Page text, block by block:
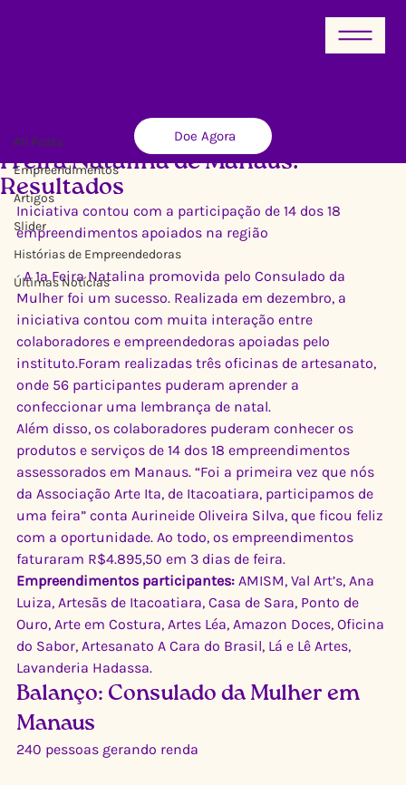
Doe Agora
All Posts
Empreendimentos
Artigos
Slider
Histórias de Empreendedoras
Últimas Notícias
I Feira Natalina de Manaus:
Resultados
Ricardo Xavier 13 de jan. de 2015 1 min de leitura
Iniciativa contou com a participação de 14 dos 18
empreendimentos apoiados na região
  A 1ª Feira Natalina promovida pelo Consulado da
Mulher foi um sucesso. Realizada em dezembro, a
iniciativa contou com muita interação entre
colaboradores e empreendedoras apoiadas pelo
instituto.Foram realizadas três oficinas de artesanato,
onde 56 participantes puderam aprender a
confeccionar uma lembrança de natal.
Além disso, os colaboradores puderam conhecer os
produtos e serviços de 14 dos 18 empreendimentos
assessorados em Manaus. “Foi a primeira vez que nós
da Associação Arte Ita, de Itacoatiara, participamos de
uma feira” conta Aurineide Oliveira Silva, que ficou feliz
com a oportunidade. Ao todo, os empreendimentos
faturaram R$4.895,50 em 3 dias de feira.
Empreendimentos participantes: AMISM, Val Art’s, Ana
Luiza, Artesãs de Itacoatiara, Casa de Sara, Ponto de
Ouro, Arte em Costura, Artes Léa, Amazon Doces, Oficina
do Sabor, Artesanato A Cara do Brasil, Lá e Lê Artes,
Lavanderia Hadassa.
Balanço: Consulado da Mulher em
Manaus
240 pessoas gerando renda